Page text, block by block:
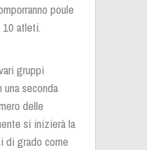
poule
atleti.
gruppi
una seconda
delle
si inizierà la
di grado come